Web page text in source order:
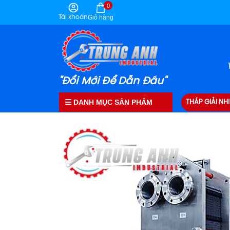
Tài khoảnGiỏ hàng
0
"Đổi Mới Để Dẫn Đầu"
DANH MỤC SẢN PHẨM THÁP GIẢI